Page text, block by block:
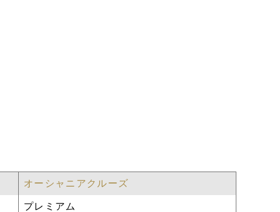
オーシャニアクルーズ
プレミアム